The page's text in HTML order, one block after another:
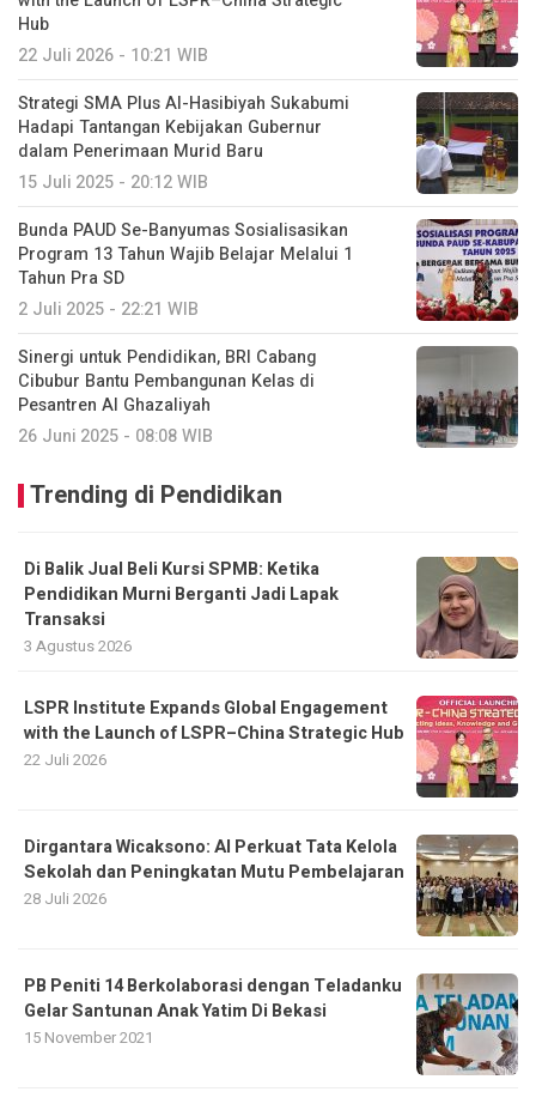
Hub
22 Juli 2026 - 10:21 WIB
Strategi SMA Plus Al-Hasibiyah Sukabumi
Hadapi Tantangan Kebijakan Gubernur
dalam Penerimaan Murid Baru
15 Juli 2025 - 20:12 WIB
Bunda PAUD Se-Banyumas Sosialisasikan
Program 13 Tahun Wajib Belajar Melalui 1
Tahun Pra SD
2 Juli 2025 - 22:21 WIB
Sinergi untuk Pendidikan, BRI Cabang
Cibubur Bantu Pembangunan Kelas di
Pesantren Al Ghazaliyah
26 Juni 2025 - 08:08 WIB
Trending di Pendidikan
Di Balik Jual Beli Kursi SPMB: Ketika
Pendidikan Murni Berganti Jadi Lapak
Transaksi
3 Agustus 2026
LSPR Institute Expands Global Engagement
with the Launch of LSPR–China Strategic Hub
22 Juli 2026
Dirgantara Wicaksono: AI Perkuat Tata Kelola
Sekolah dan Peningkatan Mutu Pembelajaran
28 Juli 2026
PB Peniti 14 Berkolaborasi dengan Teladanku
Gelar Santunan Anak Yatim Di Bekasi
15 November 2021